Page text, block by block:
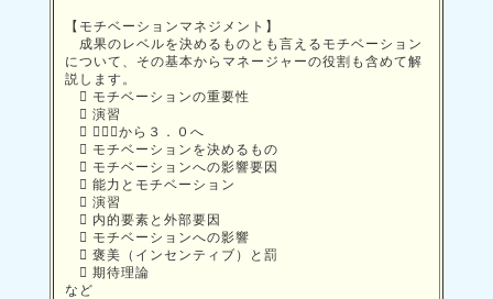
【モチベーションマネジメント】
成果のレベルを決めるものとも言えるモチベーション
について、その基本からマネージャーの役割も含めて解
説します。
 モチベーションの重要性
 演習
 ２．０から３．０へ
 モチベーションを決めるもの
 モチベーションへの影響要因
 能力とモチベーション
 演習
 内的要素と外部要因
 モチベーションへの影響
 褒美（インセンティブ）と罰
 期待理論
など